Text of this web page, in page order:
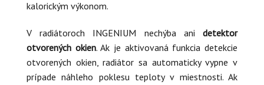
kalorickým výkonom.
V radiátoroch INGENIUM nechýba ani detektor
otvorených okien. Ak je aktivovaná funkcia detekcie
otvorených okien, radiátor sa automaticky vypne v
prípade náhleho poklesu teploty v miestnosti. Ak